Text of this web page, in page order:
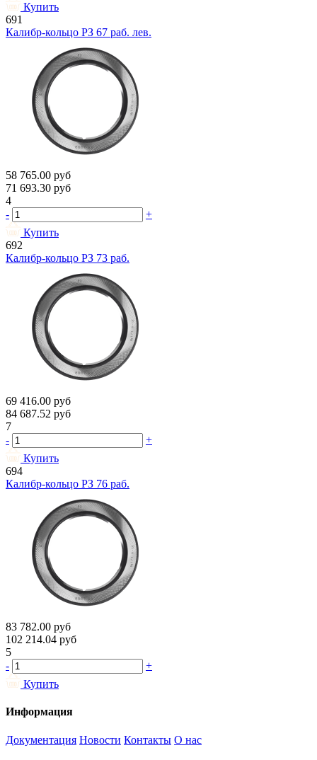
Купить
691
Калибр-кольцо РЗ 67 раб. лев.
58 765.00 руб
71 693.30 руб
4
-
+
Купить
692
Калибр-кольцо РЗ 73 раб.
69 416.00 руб
84 687.52 руб
7
-
+
Купить
694
Калибр-кольцо РЗ 76 раб.
83 782.00 руб
102 214.04 руб
5
-
+
Купить
Информация
Документация Новости Контакты О нас